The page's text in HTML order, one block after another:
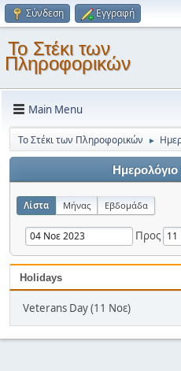
Σύνδεση Εγγραφή
Το Στέκι των
Πληροφορικών
Main Menu
Το Στέκι των Πληροφορικών ►
Λίστα Μήνας Εβδομάδα
Προς
Holidays
Veterans Day (11 Νοε)